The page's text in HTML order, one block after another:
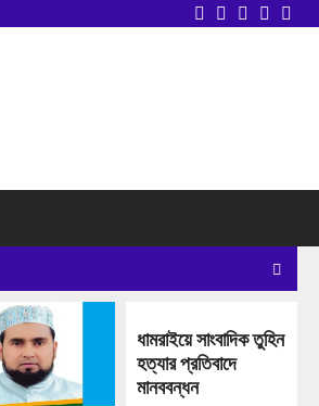
Twitter
Facebook
LinkedIn
ধামরাইয়ে সাংবাদিক তুহিন
হত্যার প্রতিবাদে
মানববন্ধন